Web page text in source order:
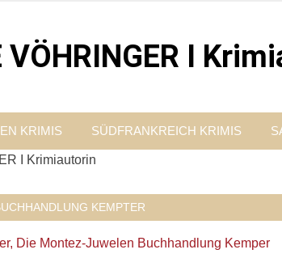
VÖHRINGER I
KRIMIS SÜDFRANKREICH KRIMIS
KEMPTER